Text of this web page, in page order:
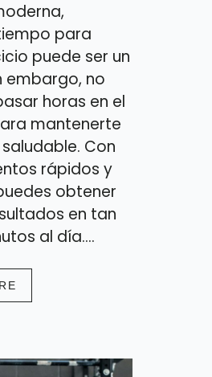
para
puede ser un
embargo, no
horas en el
mantenerte
Con
rápidos y
obtener
en tan
al día....